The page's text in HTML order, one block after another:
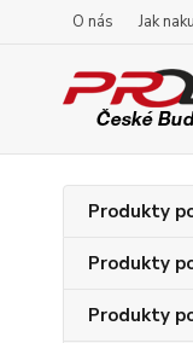
O nás Jak
Produkty
Produkty
Produkty